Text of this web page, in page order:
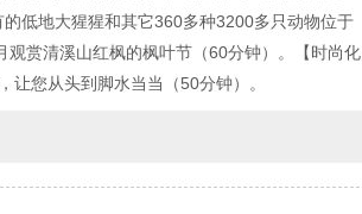
低地大猩猩和其它360多种3200多只动物位于
赏清溪山红枫的枫叶节（60分钟）。【时尚化
您从头到脚水当当（50分钟）。